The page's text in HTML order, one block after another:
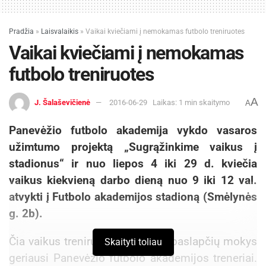
Pradžia » Laisvalaikis » Vaikai kviečiami į nemokamas futbolo treniruotes
Vaikai kviečiami į nemokamas
futbolo treniruotes
J. Šalaševičienė 2016-06-29 Laikas: 1 min skaitymo AA
Panevėžio futbolo akademija vykdo vasaros
užimtumo projektą „Sugrąžinkime vaikus į
stadionus“ ir nuo liepos 4 iki 29 d. kviečia
vaikus kiekvieną darbo dieną nuo 9 iki 12 val.
atvykti į Futbolo akademijos stadioną (Smėlynės
g. 2b).
Čia vaikus treniruos bei futbolo paslapčių mokys
geriausi Panevėžio futbolo akademijos treneriai.
Skaityti toliau